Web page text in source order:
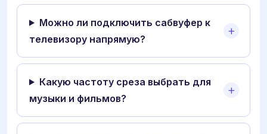
Можно ли подключить сабвуфер к
телевизору напрямую?
Какую частоту среза выбрать для
музыки и фильмов?